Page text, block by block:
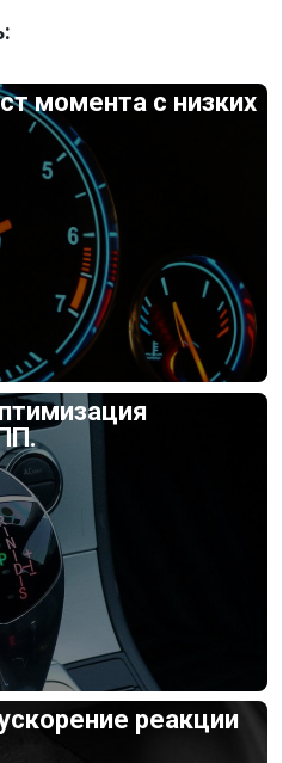
момента с низких
реакции